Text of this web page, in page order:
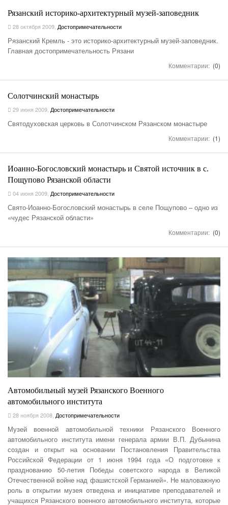
Рязанский историко-архитектурный музей-заповедник
28 октября 2009, Достопримечательности
Рязанский Кремль - это историко-архитектурный музей-заповедник.
Главная достопримечательность Рязани
Комментарии: (0)
Солотчинский монастырь
29 июня 2009, Достопримечательности
Святодуховская церковь в Солотчинском Рязанском монастыре
Комментарии: (1)
Иоанно-Богословский монастырь и Святой источник в с.
Пощупово Рязанской области
04 июня 2009, Достопримечательности
Свято-Иоанно-Богословский монастырь в селе Пощупово – одно из
«чудес Рязанской области»
Комментарии: (0)
Автомобильный музей Рязанского Военного
автомобильного института
28 ноября 2008 Достопримечательности
Музей военной автомобильной техники Рязанского Военного
автомобильного института имени генерала армии В.П. Дубынина
создан и открыт на основании Постановления Правительства
Российской Федерации от 1 июня 1994 года «О подготовке к
празднованию 50-летия Победы советского народа в Великой
Отечественной войне над фашистской Германией». Не маловажную
роль в открытии музея отведена и инициативе преподавателей и
учащихся Рязанского военного автомобильного института, которые